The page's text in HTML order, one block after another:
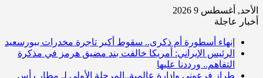
الأحد, أغسطس 9 2026
أخبار عاجلة
إنهاء أسطورة أم ذكرى.. سقوط أكبر تاجرة مخدرات ببورسعيد
الرئيس الإيراني: أمريكا خالفت بند مضيق هرمز في مذكرة
التفاهم.. ورددنا عليها
طراز فرعوني وإدارة عالمية..المرحلة الأولى لـ مطار رأس